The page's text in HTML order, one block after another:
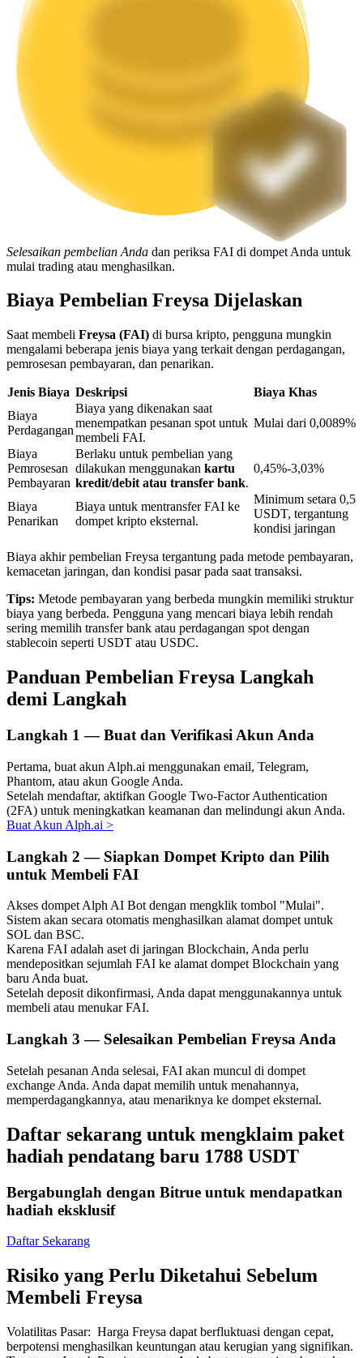
Staking fleksibel untuk mendapatkan token populer
Penguncian BTR
Investasi eksklusif untuk pemegang BTR
Pinjaman
Layanan pinjaman yang didukung Crypto
Investasi Otomatis
Raih keuntungan jangka panjang dan kepentingan fleksibel
Pelajari Staking
Bitrue
Mitra Bitrue
Afiliasi Bitrue
Selesaikan pembelian Anda dan periksa FAI di dompet Anda untuk
mulai trading atau menghasilkan.
Biaya Pembelian Freysa Dijelaskan
Saat membeli Freysa (FAI) di bursa kripto, pengguna mungkin
mengalami beberapa jenis biaya yang terkait dengan perdagangan,
pemrosesan pembayaran, dan penarikan.
Jenis Biaya Deskripsi
Biaya Khas
Biaya
Perdagangan
Biaya yang dikenakan saat
menempatkan pesanan spot untuk
membeli FAI.
Mulai dari 0,0089%
Biaya
Pemrosesan
Pembayaran
Berlaku untuk pembelian yang
dilakukan menggunakan kartu
kredit/debit atau transfer bank.
0,45%-3,03%
Biaya
Penarikan
Biaya untuk mentransfer FAI ke
dompet kripto eksternal.
Minimum setara 0,5
USDT, tergantung
kondisi jaringan
Biaya akhir pembelian Freysa tergantung pada metode pembayaran,
kemacetan jaringan, dan kondisi pasar pada saat transaksi.
Tips: Metode pembayaran yang berbeda mungkin memiliki struktur
biaya yang berbeda. Pengguna yang mencari biaya lebih rendah
sering memilih transfer bank atau perdagangan spot dengan
stablecoin seperti USDT atau USDC.
Panduan Pembelian Freysa Langkah
demi Langkah
Langkah 1 —Buat dan Verifikasi Akun Anda
Pertama, buat akun Alph.ai menggunakan email, Telegram,
Phantom, atau akun Google Anda.
Setelah mendaftar, aktifkan Google Two-Factor Authentication
(2FA) untuk meningkatkan keamanan dan melindungi akun Anda.
Buat Akun Alph.ai >
Langkah 2 — Siapkan Dompet Kripto dan Pilih
untuk Membeli FAI
Akses dompet Alph AI Bot dengan mengklik tombol "Mulai".
Sistem akan secara otomatis menghasilkan alamat dompet untuk
SOL dan BSC.
Karena FAI adalah aset di jaringan Blockchain, Anda perlu
mendepositkan sejumlah FAI ke alamat dompet Blockchain yang
baru Anda buat.
Setelah deposit dikonfirmasi, Anda dapat menggunakannya untuk
membeli atau menukar FAI.
Langkah 3 — Selesaikan Pembelian Freysa Anda
Setelah pesanan Anda selesai, FAI akan muncul di dompet
exchange Anda. Anda dapat memilih untuk menahannya,
memperdagangkannya, atau menariknya ke dompet eksternal.
Daftar sekarang untuk mengklaim paket
hadiah pendatang baru 1788 USDT
Bergabunglah dengan Bitrue untuk mendapatkan
hadiah eksklusif
Daftar Sekarang
Risiko yang Perlu Diketahui Sebelum
Membeli Freysa
Volatilitas Pasar: Harga Freysa dapat berfluktuasi dengan cepat,
berpotensi menghasilkan keuntungan atau kerugian yang signifikan.